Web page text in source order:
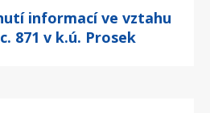
informací ve vztahu
871 v k.ú. Prosek